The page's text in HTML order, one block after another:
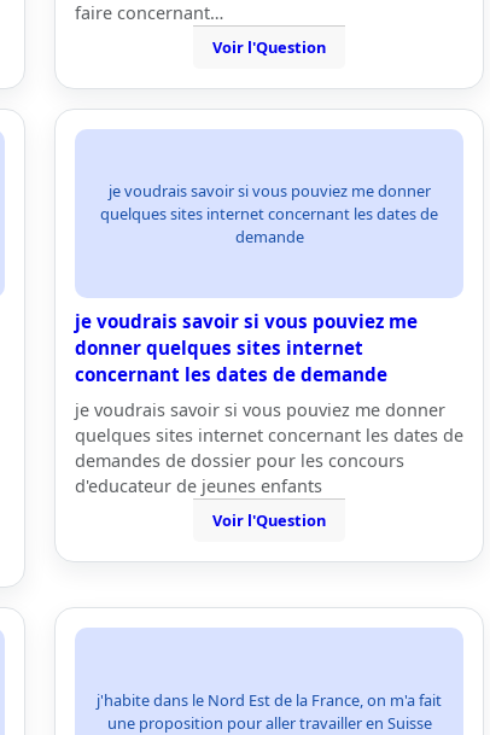
faire concernant…
Voir l'Question
je voudrais savoir si vous pouviez me donner
quelques sites internet concernant les dates de
demande
je voudrais savoir si vous pouviez me
donner quelques sites internet
concernant les dates de demande
je voudrais savoir si vous pouviez me donner
quelques sites internet concernant les dates de
demandes de dossier pour les concours
d'educateur de jeunes enfants
Voir l'Question
j'habite dans le Nord Est de la France, on m'a fait
une proposition pour aller travailler en Suisse